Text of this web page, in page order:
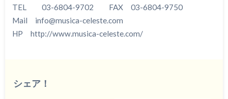
TEL 03-6804-9702 FAX 03-6804-9750
Mail info@musica-celeste.com
HP http://www.musica-celeste.com/
シェア！